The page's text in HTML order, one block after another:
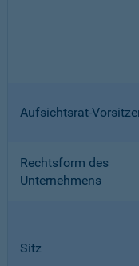
Aufsichtsrat-
Rechtsform des
Unternehmens
Sitz